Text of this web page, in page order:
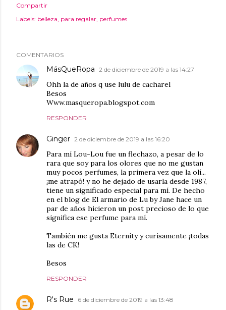
Compartir
Labels: belleza para regalar perfumes
COMENTARIOS
MásQueRopa 2 de diciembre de 2019 a las 14:27
Ohh la de años q use lulu de cacharel
Besos
Www.masqueropa.blogspot.com
RESPONDER
Ginger 2 de diciembre de 2019 a las 16:20
Para mí Lou-Lou fue un flechazo, a pesar de lo
rara que soy para los olores que no me gustan
muy pocos perfumes, la primera vez que la olí...
¡me atrapó! y no he dejado de usarla desde 1987,
tiene un significado especial para mí. De hecho
en el blog de El armario de Lu by Jane hace un
par de años hicieron un post precioso de lo que
significa ese perfume para mí.
También me gusta Eternity y curisamente ¡todas
las de CK!
Besos
RESPONDER
R's Rue 6 de diciembre de 2019 a las 13:48